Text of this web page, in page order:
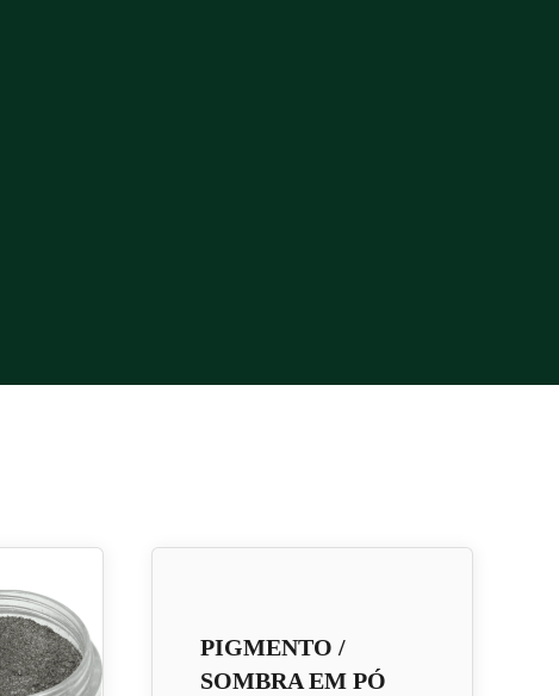
PIGMENTO /
SOMBRA EM PÓ